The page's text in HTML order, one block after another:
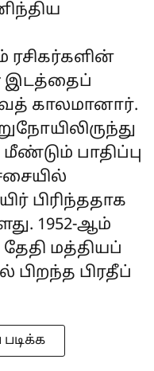
ரசிகர்களின்
இடத்தைப்
காலமானார்.
பாதிப்பு
பிரிந்ததாக
1952-ஆம்
மத்தியப்
பிறந்த பிரதீப்